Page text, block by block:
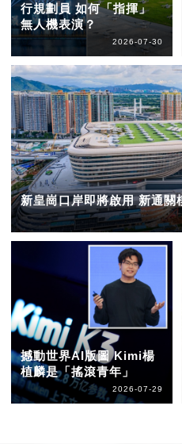
行規劃員 如何「指揮」
無人機表演？
2026-07-30
新皇崗口岸即將啟用 新通關
撼動世界AI版圖 Kimi楊
植麟是「搖滾青年」
2026-07-29